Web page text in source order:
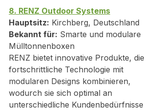
8. RENZ Outdoor Systems
Hauptsitz: Kirchberg, Deutschland
Bekannt für: Smarte und modulare
Mülltonnenboxen
RENZ bietet innovative Produkte, die
fortschrittliche Technologie mit
modularen Designs kombinieren,
wodurch sie sich optimal an
unterschiedliche Kundenbedürfnisse